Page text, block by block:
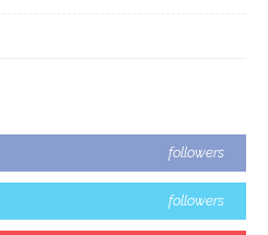
followers
followers